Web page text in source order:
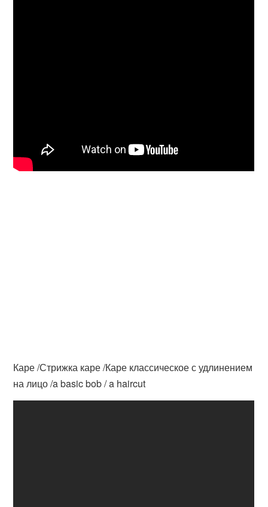
Каре /Стрижка каре /Каре классическое с удлинением
на лицо /a basic bob / a haircut